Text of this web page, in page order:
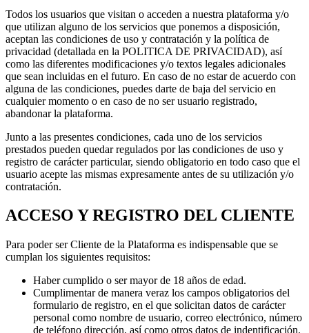
Todos los usuarios que visitan o acceden a nuestra plataforma y/o
que utilizan alguno de los servicios que ponemos a disposición,
aceptan las condiciones de uso y contratación y la política de
privacidad (detallada en la POLITICA DE PRIVACIDAD), así
como las diferentes modificaciones y/o textos legales adicionales
que sean incluidas en el futuro. En caso de no estar de acuerdo con
alguna de las condiciones, puedes darte de baja del servicio en
cualquier momento o en caso de no ser usuario registrado,
abandonar la plataforma.
Junto a las presentes condiciones, cada uno de los servicios
prestados pueden quedar regulados por las condiciones de uso y
registro de carácter particular, siendo obligatorio en todo caso que el
usuario acepte las mismas expresamente antes de su utilización y/o
contratación.
ACCESO Y REGISTRO DEL CLIENTE
Para poder ser Cliente de la Plataforma es indispensable que se
cumplan los siguientes requisitos:
Haber cumplido o ser mayor de 18 años de edad.
Cumplimentar de manera veraz los campos obligatorios del
formulario de registro, en el que solicitan datos de carácter
personal como nombre de usuario, correo electrónico, número
de teléfono dirección, así como otros datos de indentificación.